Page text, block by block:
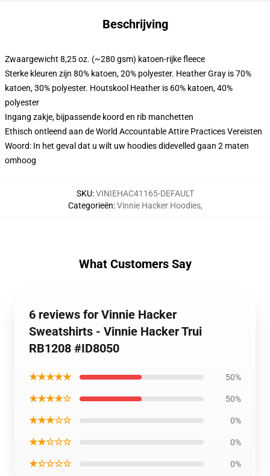
Beschrijving
Zwaargewicht 8,25 oz. (~280 gsm) katoen-rijke fleece
Sterke kleuren zijn 80% katoen, 20% polyester. Heather Gray is 70%
katoen, 30% polyester. Houtskool Heather is 60% katoen, 40%
polyester
Ingang zakje, bijpassende koord en rib manchetten
Ethisch ontleend aan de World Accountable Attire Practices Vereisten
Woord: In het geval dat u wilt uw hoodies didevelled gaan 2 maten
omhoog
SKU:VINIEHAC41165-DEFAULT
Categorieën:Vinnie Hacker Hoodies,
What Customers Say
6 reviews for Vinnie Hacker
Sweatshirts - Vinnie Hacker Trui
RB1208 #ID8050
★★★★★ 50%
★★★★☆ 50%
★★★☆☆ 0%
★★☆☆☆ 0%
★☆☆☆☆ 0%